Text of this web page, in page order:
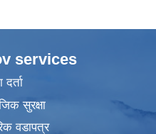
services
सुरक्षा
वडापत्र